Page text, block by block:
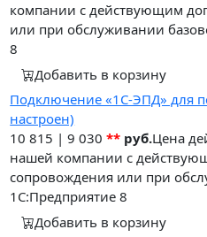
компании с действующим
или при обслуживании
8
Добавить в корзину
Подключение «1С-ЭПД» для
настроен)
10 815 |9 030** руб.Цена
нашей компании с
сопровождения или при
1С:Предприятие 8
Добавить в корзину